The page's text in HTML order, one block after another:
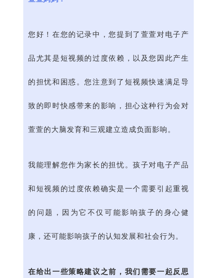
您好！在您的记录中，您提到了萱萱对电子产
品尤其是短视频的过度依赖，以及您因此产生
的担忧和困惑。您注意到了短视频快速满足导
致的即时快感带来的影响，担心这种行为会对
萱萱的大脑发育和三观建立造成负面影响。
我能理解您作为家长的担忧。孩子对电子产品
和短视频的过度依赖确实是一个需要引起重视
的问题，因为它不仅可能影响孩子的身心健
康，还可能影响孩子的认知发展和社会行为。
在给出一些策略建议之前，我们需要一起反思